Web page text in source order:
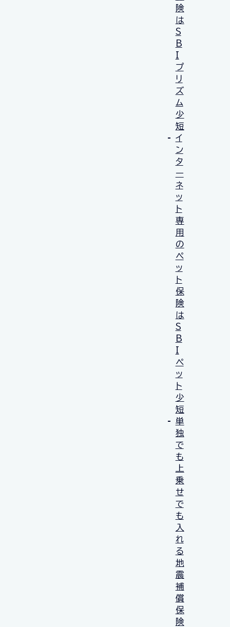
険
は
S
B
I
プ
リ
ズ
ム
少
短
イ
ン
タ
ー
ネ
ッ
ト
専
用
の
ペ
ッ
ト
保
険
は
S
B
I
ペ
ッ
ト
少
短
単
独
で
も
上
乗
せ
で
も
入
れ
る
地
震
補
償
保
険